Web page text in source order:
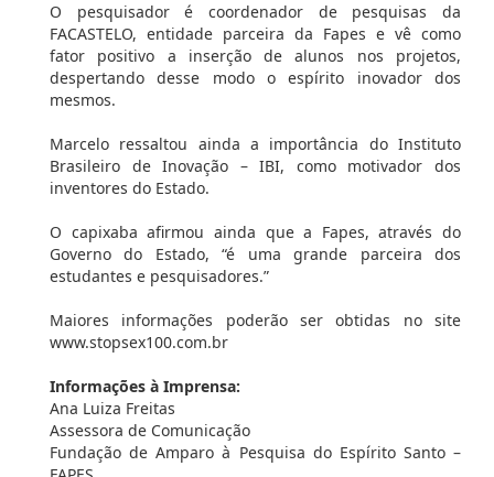
O pesquisador é coordenador de pesquisas da
FACASTELO, entidade parceira da Fapes e vê como
fator positivo a inserção de alunos nos projetos,
despertando desse modo o espírito inovador dos
mesmos.
Marcelo ressaltou ainda a importância do Instituto
Brasileiro de Inovação – IBI, como motivador dos
inventores do Estado.
O capixaba afirmou ainda que a Fapes, através do
Governo do Estado, “é uma grande parceira dos
estudantes e pesquisadores.”
Maiores informações poderão ser obtidas no site
www.stopsex100.com.br
Informações à Imprensa:
Ana Luiza Freitas
Assessora de Comunicação
Fundação de Amparo à Pesquisa do Espírito Santo –